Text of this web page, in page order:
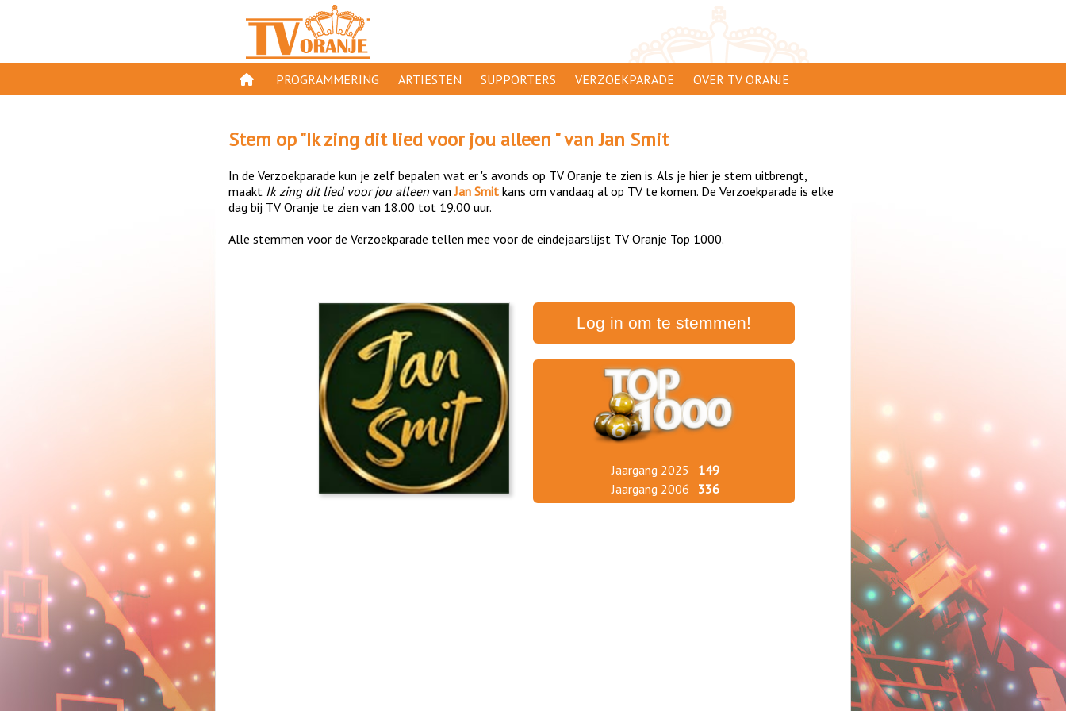
PROGRAMMERING
GESPEELD OP TV ORANJE
ORANJE KROON
TV ORANJE TOP 1000
11 VAN ORANJE
ARTIESTEN SUPPORTERS
AANMELDEN
VERZOEKPARADE OVER TV ORANJE
ADVERTEREN
PRIVACY
Stem op "Ik zing dit lied voor jou alleen " vanJan Smit
In de Verzoekparade kun je zelf bepalen wat er 's avonds op TV Oranje te zien is. Als je hier je stem uitbrengt,
maakt Ik zing dit lied voor jou alleen vanJan Smit kans om vandaag al op TV te komen. De Verzoekparade is elke
dag bij TV Oranje te zien van 18.00 tot 19.00 uur.
Alle stemmen voor de Verzoekparade tellen mee voor de eindejaarslijst TV Oranje Top 1000.
Log in om te stemmen!
Jaargang 2025
149
Jaargang 2006
336